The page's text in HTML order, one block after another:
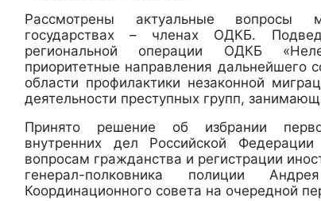
Рассмотрены актуальные вопросы
государствах – членах ОДКБ.
региональной операции ОДКБ
приоритетные направления дальнейшего
области профилактики незаконной
деятельности преступных групп,
Принято решение об избрании
внутренних дел Российской
вопросам гражданства и регистрации
генерал-полковника полиции
Координационного совета на очередной